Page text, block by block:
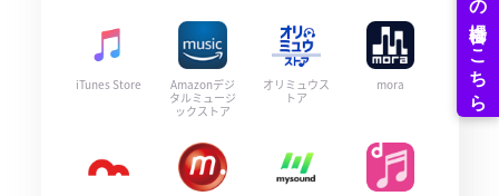
iTunes Store
Amazonデジ
タルミュージ
ックストア
オリミュウス
トア
mora